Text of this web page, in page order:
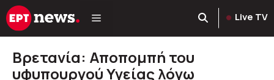
Μετάβαση
σε
Live TV
Βρετανία: Αποπομπή του
υφυπουργού Υγείας λόγω